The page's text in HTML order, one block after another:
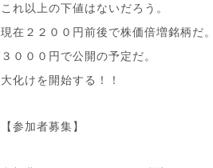
これ以上の下値はないだろう。
現在２２００円前後で株価倍増銘柄だ。
３０００円で公開の予定だ。
大化けを開始する！！
【参加者募集】